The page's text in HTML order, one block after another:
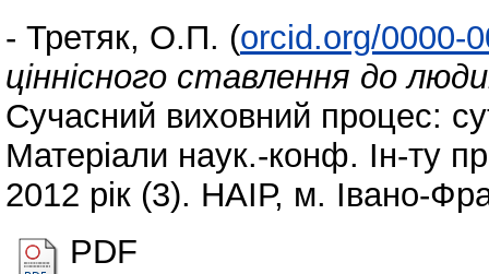
- Третяк, О.П. (orcid.org/0000-
ціннісного ставлення до
Сучасний виховний процес:
Матеріали наук.-конф. Ін-ту
2012 рік (3). НАІР, м. Івано-
PDF